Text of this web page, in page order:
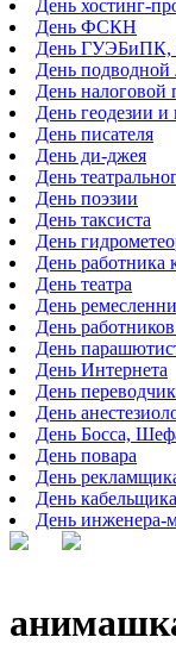
День хостинг-
День ФСКН
День
День подводной
День налоговой
День геодезии и
День писателя
День ди-джея
День
День поэзии
День таксиста
День
День работника
День театра
День
День
День
День Интернета
День
День
День Босса,
День повара
День
День кабельщика
День инженера-